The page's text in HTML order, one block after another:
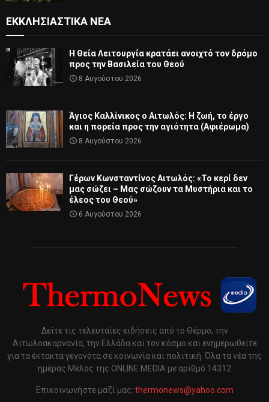
ΕΚΚΛΗΣΙΑΣΤΙΚΆ ΝΈΑ
Η Θεία Λειτουργία κρατάει ανοιχτό τον δρόμο
προς την Βασιλεία του Θεού
8 Αυγούστου 2026
Άγιος Καλλίνικος ο Αιτωλός: Η ζωή, το έργο
και η πορεία προς την αγιότητα (Αφιέρωμα)
8 Αυγούστου 2026
Γέρων Κωνσταντίνος Αιτωλός: «Το κερί δεν
μας σώζει – Μας σώζουν τα Μυστήρια και το
έλεος του Θεού»
6 Αυγούστου 2026
Δείτε τις τελευταίες ειδήσεις από το Θέρμο, την
Αιτωλοακαρνανία, την Ελλάδα και τον κόσμο και ενημερωθείτε
για τα έκτακτα γεγονότα σε κοινωνία και πολιτική. Όλα τα νέα της
ημέρας Μέλος της ONLINE MEDIA με αριθμό 14312
Επικοινωνήστε μαζί μας: thermonews@yahoo.com